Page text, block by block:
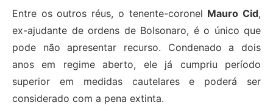
Entre os outros réus, o tenente-coronel Mauro Cid,
ex-ajudante de ordens de Bolsonaro, é o único que
pode não apresentar recurso. Condenado a dois
anos em regime aberto, ele já cumpriu período
superior em medidas cautelares e poderá ser
considerado com a pena extinta.